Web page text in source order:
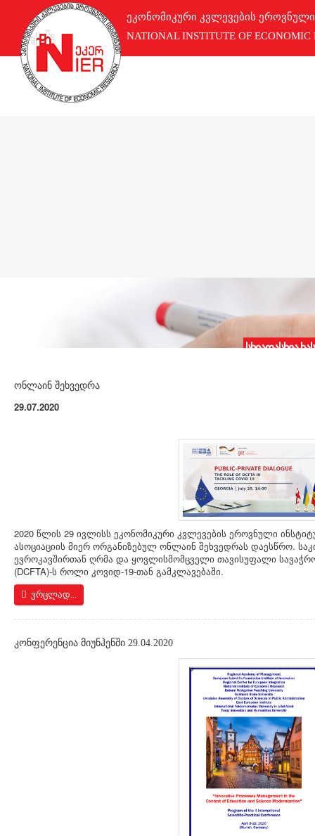
ეკონომიკური კვლევების
NATIONAL INSTITUTE OF ECONOMIC
სხვადასხვა
ონლაინ შეხვედრა
29.07.2020
2020 წლის 29 ივლისს ეკონომიკური კვლევების ეროვნული
ასოციაციის მიერ ორგანიზებულ ონლაინ შეხვედრას დაესწრო.
ევროკავშირთან ღრმა და ყოვლისმომცველი თავისუფალი სავაჭრო
(DCFTA)-ს როლი კოვიდ-19-თან გამკლავებაში.
ვრცლად...
კონფერენცია მიუნჰენში 29.04.2020